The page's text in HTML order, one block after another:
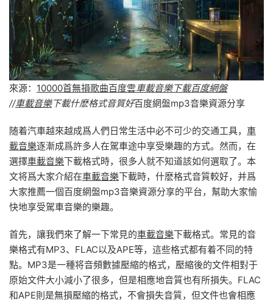
來源： 10000首無損歌曲百度雲車載音樂下載百度網盤
//車載音樂下載什麽格式音質好百度網盤mp3音樂資源分享
随着汽車越來越成爲人們日常生活中必不可少的交通工具， 車
載音樂逐漸成爲許多人在駕車途中享受樂趣的方式。然而，在
選擇車載音樂下載格式時，很多人就不知道該如何選取了。本
文将爲大家介紹在車載音樂下載時，什麽格式音質較好，并爲
大家推薦一個百度網盤mp3音樂資源分享的平台，幫助大家愉
快地享受駕車音樂的樂趣。
首先，讓我們來了解一下常見的車載音樂下載格式。常見的音
樂格式有MP3、FLAC以及APE等，這些格式都有着不同的特
點。MP3是一種将音頻數據壓縮的格式，壓縮後的文件相對于
原始文件大小減小了很多，但是相應地音質也有所損失。FLAC
和APE則是無損壓縮的格式，不會損失音質，但文件也會相應